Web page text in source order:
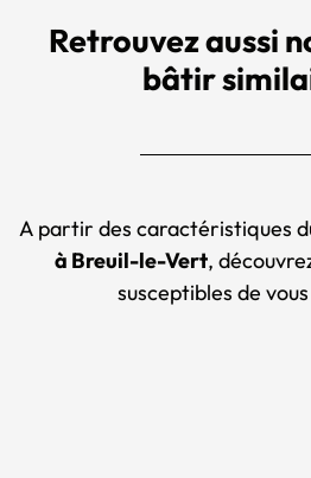
Retrouvez aussi
bâtir
A partir des caractéristiques
à Breuil-le-Vert,
susceptibles de